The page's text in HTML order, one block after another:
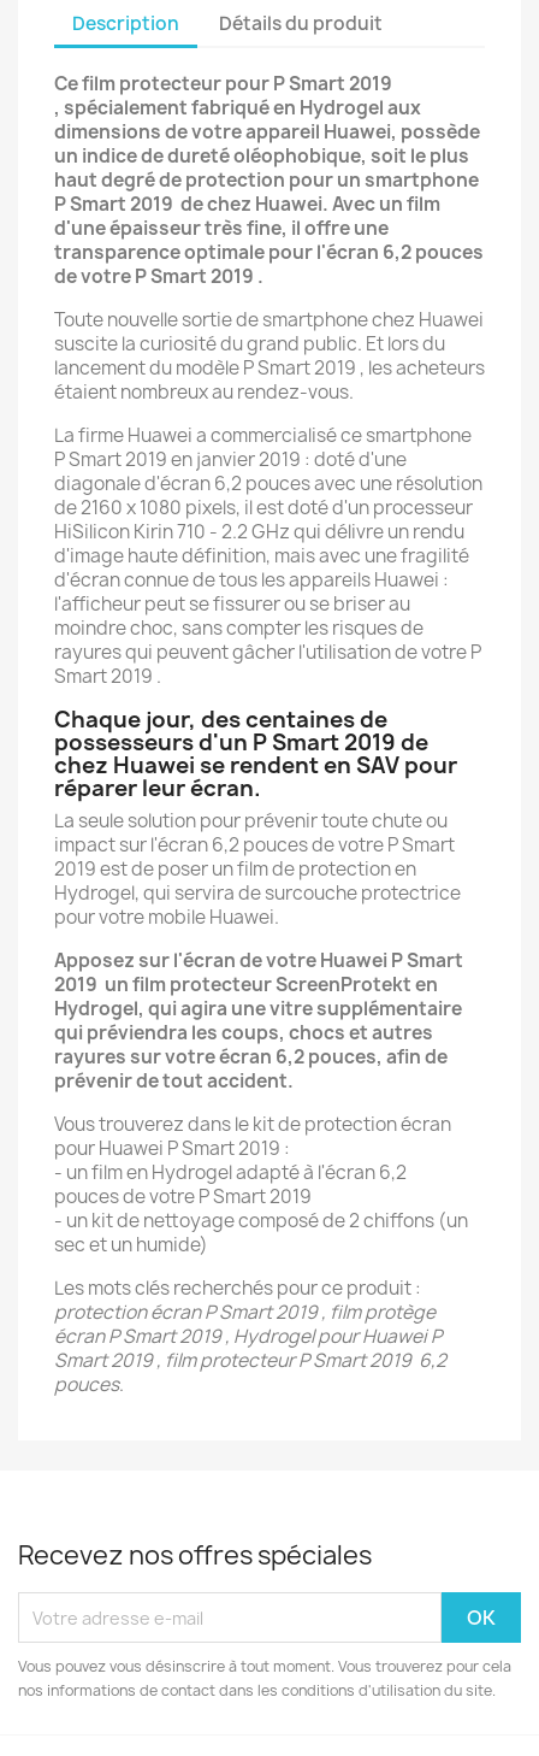
Description Détails du produit
Ce film protecteur pour P Smart 2019
, spécialement fabriqué en Hydrogel aux
dimensions de votre appareil Huawei, possède
un indice de dureté oléophobique, soit le plus
haut degré de protection pour un smartphone
P Smart 2019 de chez Huawei. Avec un film
d'une épaisseur très fine, il offre une
transparence optimale pour l'écran 6,2 pouces
de votre P Smart 2019 .
Toute nouvelle sortie de smartphone chez Huawei
suscite la curiosité du grand public. Et lors du
lancement du modèle P Smart 2019 , les acheteurs
étaient nombreux au rendez-vous.
La firme Huawei a commercialisé ce smartphone
P Smart 2019 en janvier 2019 : doté d'une
diagonale d'écran 6,2 pouces avec une résolution
de 2160 x 1080 pixels, il est doté d'un processeur
HiSilicon Kirin 710 - 2.2 GHz qui délivre un rendu
d'image haute définition, mais avec une fragilité
d'écran connue de tous les appareils Huawei :
l'afficheur peut se fissurer ou se briser au
moindre choc, sans compter les risques de
rayures qui peuvent gâcher l'utilisation de votre P
Smart 2019 .
Chaque jour, des centaines de
possesseurs d'un P Smart 2019 de
chez Huawei se rendent en SAV pour
réparer leur écran.
La seule solution pour prévenir toute chute ou
impact sur l'écran 6,2 pouces de votre P Smart
2019 est de poser un film de protection en
Hydrogel, qui servira de surcouche protectrice
pour votre mobile Huawei.
Apposez sur l'écran de votre Huawei P Smart
2019 un film protecteur ScreenProtekt en
Hydrogel, qui agira une vitre supplémentaire
qui préviendra les coups, chocs et autres
rayures sur votre écran 6,2 pouces, afin de
prévenir de tout accident.
Vous trouverez dans le kit de protection écran
pour Huawei P Smart 2019 :
- un film en Hydrogel adapté à l'écran 6,2
pouces de votre P Smart 2019
- un kit de nettoyage composé de 2 chiffons (un
sec et un humide)
Les mots clés recherchés pour ce produit :
protection écran P Smart 2019 , film protège
écran P Smart 2019 , Hydrogel pour Huawei P
Smart 2019 , film protecteur P Smart 2019 6,2
pouces.
Recevez nos offres spéciales
Vous pouvez vous désinscrire à tout moment. Vous trouverez pour cela
nos informations de contact dans les conditions d'utilisation du site.